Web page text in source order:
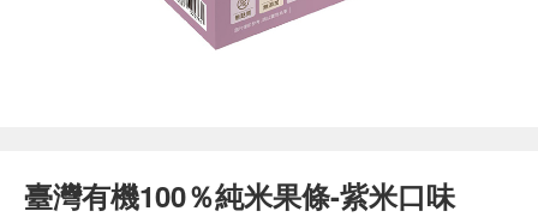
臺灣有機100％純米果條-紫米口味